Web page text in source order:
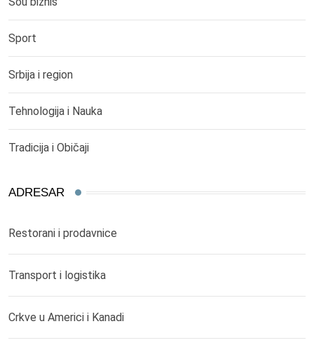
Sport
Srbija i region
Tehnologija i Nauka
Tradicija i Običaji
ADRESAR
Restorani i prodavnice
Transport i logistika
Crkve u Americi i Kanadi